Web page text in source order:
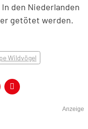
den Niederlanden
getötet werden.
Wildvögel
Anzeige